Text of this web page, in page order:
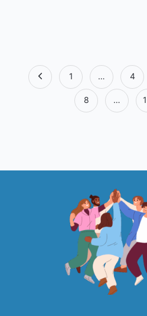
Page
1 … 4
8 …